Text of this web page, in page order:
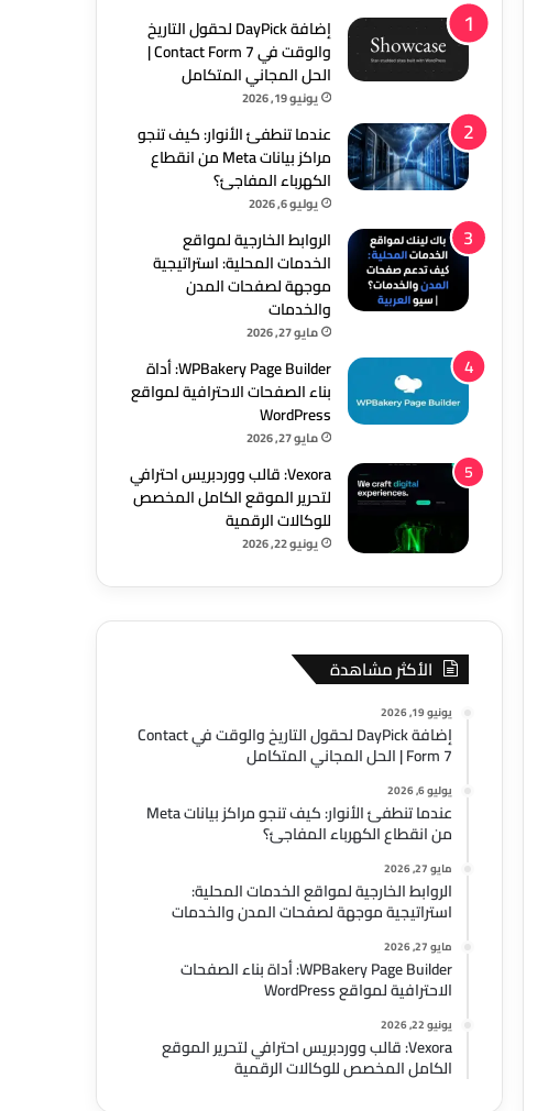
إضافة DayPick لحقول التاريخ
والوقت في Contact Form 7 |
الحل المجاني المتكامل
يونيو 19, 2026
عندما تنطفئ الأنوار: كيف تنجو
مراكز بيانات Meta من انقطاع
الكهرباء المفاجئ؟
يوليو 6, 2026
الروابط الخارجية لمواقع
الخدمات المحلية: استراتيجية
موجهة لصفحات المدن
والخدمات
مايو 27, 2026
WPBakery Page Builder: أداة
بناء الصفحات الاحترافية لمواقع
WordPress
مايو 27, 2026
Vexora: قالب ووردبريس احترافي
لتحرير الموقع الكامل المخصص
للوكالات الرقمية
يونيو 22, 2026
الأكثر مشاهدة
يونيو 19, 2026
إضافة DayPick لحقول التاريخ والوقت في Contact
Form 7 | الحل المجاني المتكامل
يوليو 6, 2026
عندما تنطفئ الأنوار: كيف تنجو مراكز بيانات Meta
من انقطاع الكهرباء المفاجئ؟
مايو 27, 2026
الروابط الخارجية لمواقع الخدمات المحلية:
استراتيجية موجهة لصفحات المدن والخدمات
مايو 27, 2026
WPBakery Page Builder: أداة بناء الصفحات
الاحترافية لمواقع WordPress
يونيو 22, 2026
Vexora: قالب ووردبريس احترافي لتحرير الموقع
الكامل المخصص للوكالات الرقمية